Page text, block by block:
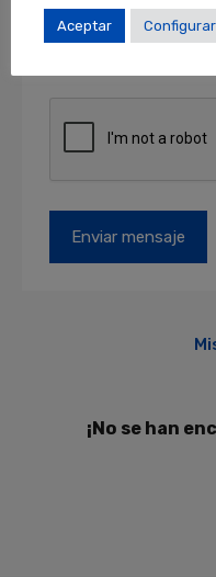
otros derechos en
Más información
¡No se han
Aceptar